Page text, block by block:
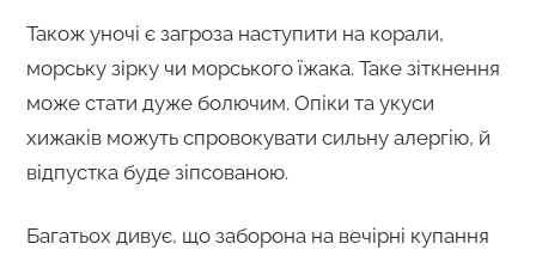
Також уночі є загроза наступити на корали,
морську зірку чи морського їжака. Таке зіткнення
може стати дуже болючим. Опіки та укуси
хижаків можуть спровокувати сильну алергію, й
відпустка буде зіпсованою.
Багатьох дивує, що заборона на вечірні купання